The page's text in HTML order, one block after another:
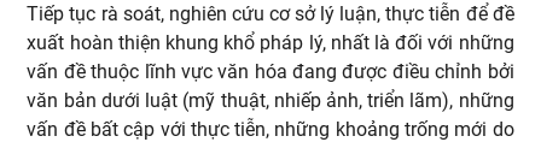
Tiếp tục rà soát, nghiên cứu cơ sở lý luận, thực tiễn để đề
xuất hoàn thiện khung khổ pháp lý, nhất là đối với những
vấn đề thuộc lĩnh vực văn hóa đang được điều chỉnh bởi
văn bản dưới luật (mỹ thuật, nhiếp ảnh, triển lãm), những
vấn đề bất cập với thực tiễn, những khoảng trống mới do